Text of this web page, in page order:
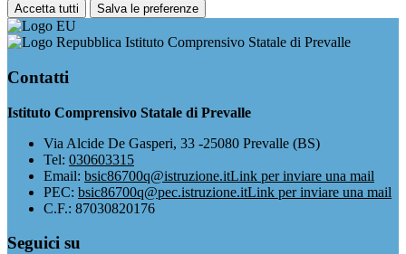
Accetta tutti Salva le preferenze
Istituto Comprensivo Statale di Prevalle
Contatti
Istituto Comprensivo Statale di Prevalle
Via Alcide De Gasperi, 33 -25080 Prevalle (BS)
Tel: 030603315
Email: bsic86700q@istruzione.itLink per inviare una mail
PEC: bsic86700q@pec.istruzione.itLink per inviare una mail
C.F.: 87030820176
Seguici su